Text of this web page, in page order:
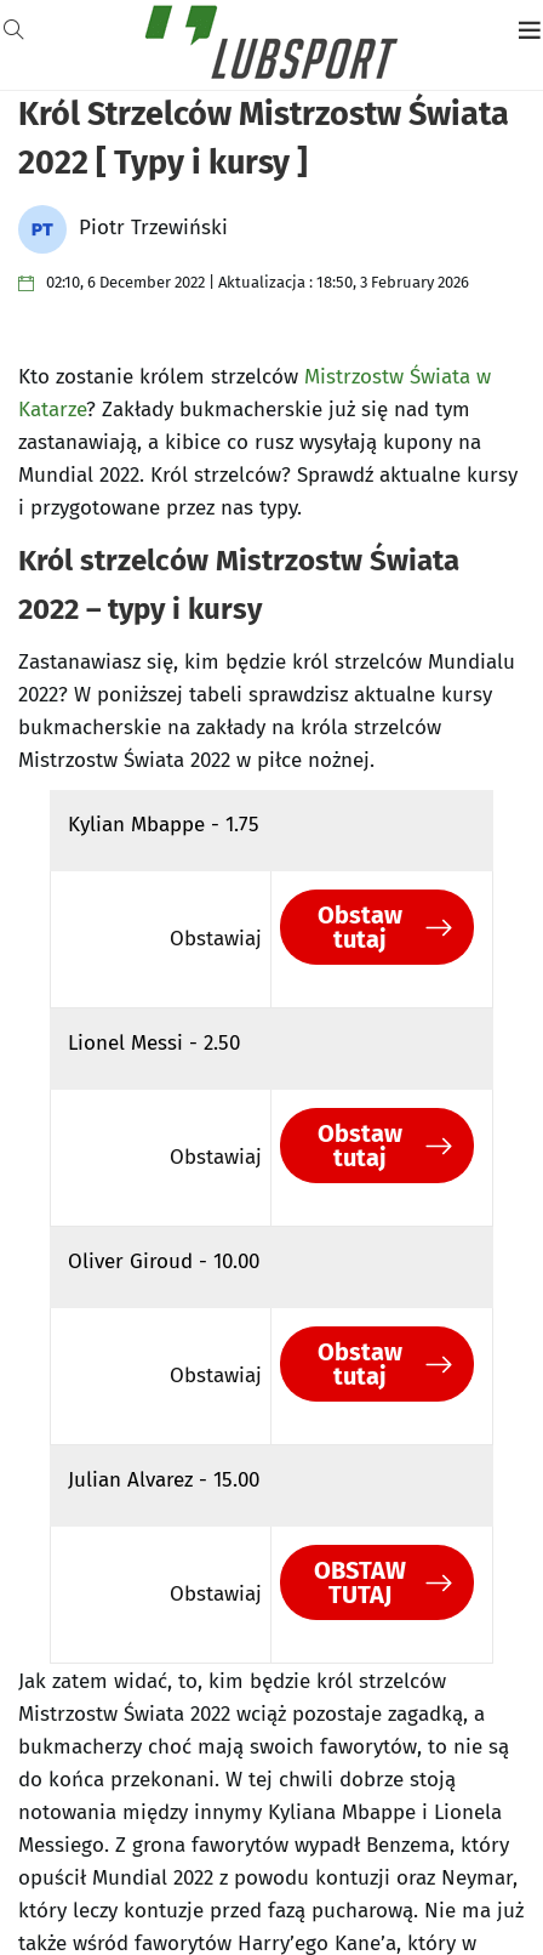
Król Strzelców Mistrzostw Świata
2022 [ Typy i kursy ]
Piotr Trzewiński
02:10, 6 December 2022 | Aktualizacja : 18:50, 3 February 2026
Kto zostanie królem strzelców Mistrzostw Świata w
Katarze? Zakłady bukmacherskie już się nad tym
zastanawiają, a kibice co rusz wysyłają kupony na
Mundial 2022. Król strzelców? Sprawdź aktualne kursy
i przygotowane przez nas typy.
Król strzelców Mistrzostw Świata
2022 – typy i kursy
Zastanawiasz się, kim będzie król strzelców Mundialu
2022? W poniższej tabeli sprawdzisz aktualne kursy
bukmacherskie na zakłady na króla strzelców
Mistrzostw Świata 2022 w piłce nożnej.
Kylian Mbappe - 1.75
Obstawiaj
Obstaw
tutaj
Lionel Messi - 2.50
Obstawiaj
Obstaw
tutaj
Oliver Giroud - 10.00
Obstawiaj
Obstaw
tutaj
Julian Alvarez - 15.00
Obstawiaj
OBSTAW
TUTAJ
Jak zatem widać, to, kim będzie król strzelców
Mistrzostw Świata 2022 wciąż pozostaje zagadką, a
bukmacherzy choć mają swoich faworytów, to nie są
do końca przekonani. W tej chwili dobrze stoją
notowania między innymy Kyliana Mbappe i Lionela
Messiego. Z grona faworytów wypadł Benzema, który
opuścił Mundial 2022 z powodu kontuzji oraz Neymar,
który leczy kontuzje przed fazą pucharową. Nie ma już
także wśród faworytów Harry’ego Kane’a, który w